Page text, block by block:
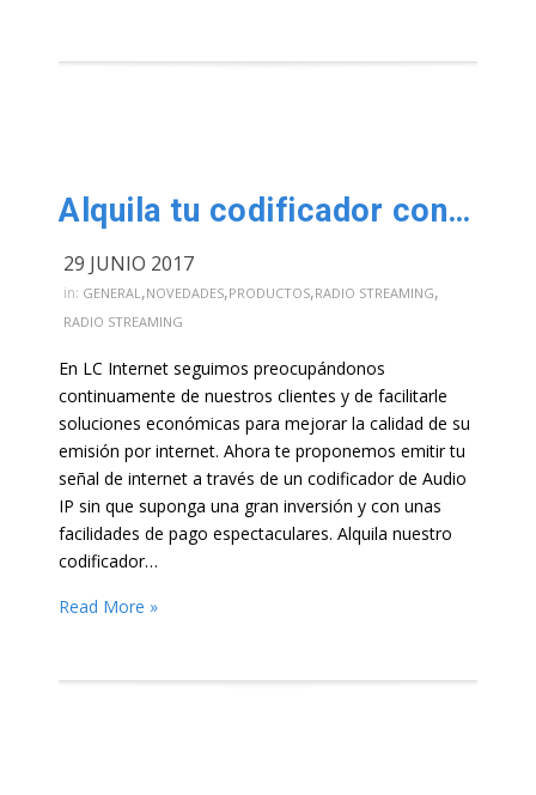
Alquila tu codificador con opción a compra
29 JUNIO 2017
in: GENERAL ,NOVEDADES,PRODUCTOS,RADIO STREAMING,
RADIO STREAMING
En LC Internet seguimos preocupándonos
continuamente de nuestros clientes y de facilitarle
soluciones económicas para mejorar la calidad de su
emisión por internet. Ahora te proponemos emitir tu
señal de internet a través de un codificador de Audio
IP sin que suponga una gran inversión y con unas
facilidades de pago espectaculares. Alquila nuestro
codificador…
Read More »